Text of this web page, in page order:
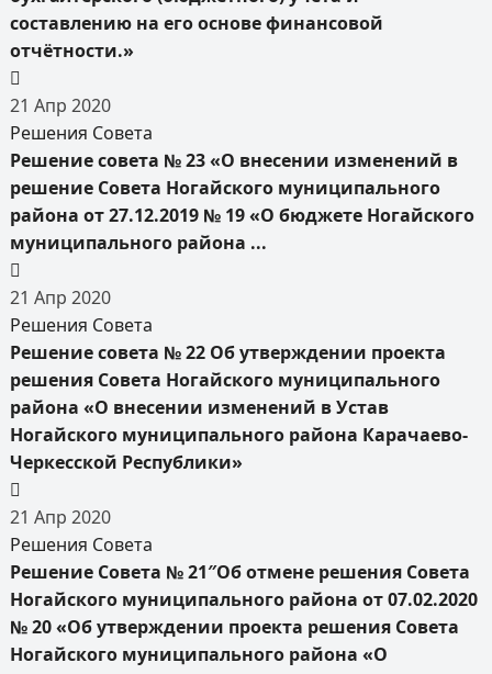
составлению на его основе финансовой
отчётности.»
21 Апр 2020
Решения Совета
Решение совета № 23 «О внесении изменений в
решение Совета Ногайского муниципального
района от 27.12.2019 № 19 «О бюджете Ногайского
муниципального района ...
21 Апр 2020
Решения Совета
Решение совета № 22 Об утверждении проекта
решения Совета Ногайского муниципального
района «О внесении изменений в Устав
Ногайского муниципального района Карачаево-
Черкесской Республики»
21 Апр 2020
Решения Совета
Решение Совета № 21″Об отмене решения Совета
Ногайского муниципального района от 07.02.2020
№ 20 «Об утверждении проекта решения Совета
Ногайского муниципального района «О